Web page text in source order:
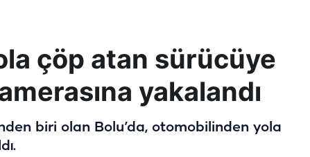
çöp atan sürücüye
yakalandı
biri olan Bolu’da, otomobilinden yola